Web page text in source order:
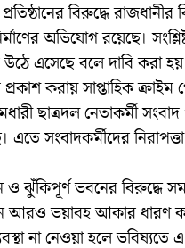
বিরুদ্ধে রাজধানীর
অভিযোগ রয়েছে। সংশ্লিষ্ট
এসেছে বলে দাবি করা
করায় সাপ্তাহিক ক্রাইম
ছাত্রদল নেতাকর্মী
সংবাদকর্মীদের
ভবনের বিরুদ্ধে
আরও ভয়াবহ আকার ধারণ
না নেওয়া হলে ভবিষ্যতে